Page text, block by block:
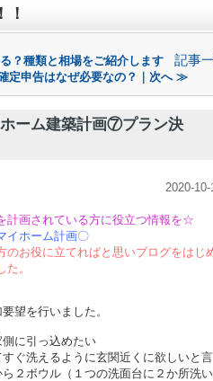
？種類と相場をご紹介します 記事
定申告はなぜ必要なの？｜次へ ≫
ーム建築計画⑦プラン決
2020-10-
計画されている方に役立つ情報を☆
イホーム計画〇
のお役に立てればと思いブログをはじ
た。
望を行いました。
に引っ込めたい
ぐ洗えるように玄関近くに欲しいと言
２ボウル（１つの洗面台に２か所洗い